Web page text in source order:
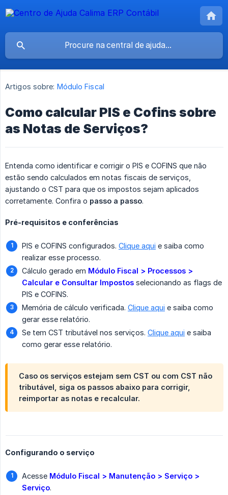
Artigos sobre: Módulo Fiscal
Como calcular PIS e Cofins sobre
as Notas de Serviços?
Entenda como identificar e corrigir o PIS e COFINS que não
estão sendo calculados em notas fiscais de serviços,
ajustando o CST para que os impostos sejam aplicados
corretamente. Confira o passo a passo.
Pré-requisitos e conferências
PIS e COFINS configurados. Clique aqui e saiba como
realizar esse processo.
Cálculo gerado em Módulo Fiscal > Processos >
Calcular e Consultar Impostos selecionando as flags de
PIS e COFINS.
Memória de cálculo verificada. Clique aqui e saiba como
gerar esse relatório.
Se tem CST tributável nos serviços. Clique aqui e saiba
como gerar esse relatório.
Caso os serviços estejam sem CST ou com CST não
tributável, siga os passos abaixo para corrigir,
reimportar as notas e recalcular.
Configurando o serviço
Acesse Módulo Fiscal > Manutenção > Serviço >
Serviço.